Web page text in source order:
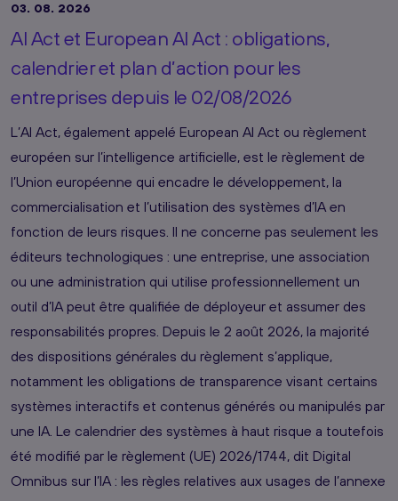
03. 08. 2026
AI Act et European AI Act : obligations,
calendrier et plan d’action pour les
entreprises depuis le 02/08/2026
L’AI Act, également appelé European AI Act ou règlement
européen sur l’intelligence artificielle, est le règlement de
l’Union européenne qui encadre le développement, la
commercialisation et l’utilisation des systèmes d’IA en
fonction de leurs risques. Il ne concerne pas seulement les
éditeurs technologiques : une entreprise, une association
ou une administration qui utilise professionnellement un
outil d’IA peut être qualifiée de déployeur et assumer des
responsabilités propres. Depuis le 2 août 2026, la majorité
des dispositions générales du règlement s’applique,
notamment les obligations de transparence visant certains
systèmes interactifs et contenus générés ou manipulés par
une IA. Le calendrier des systèmes à haut risque a toutefois
été modifié par le règlement (UE) 2026/1744, dit Digital
Omnibus sur l’IA : les règles relatives aux usages de l’annexe